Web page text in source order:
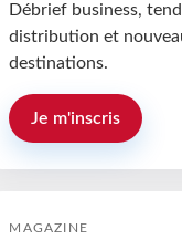
Débrief business,
distribution et
destinations.
Je m'inscris
MAGAZINE